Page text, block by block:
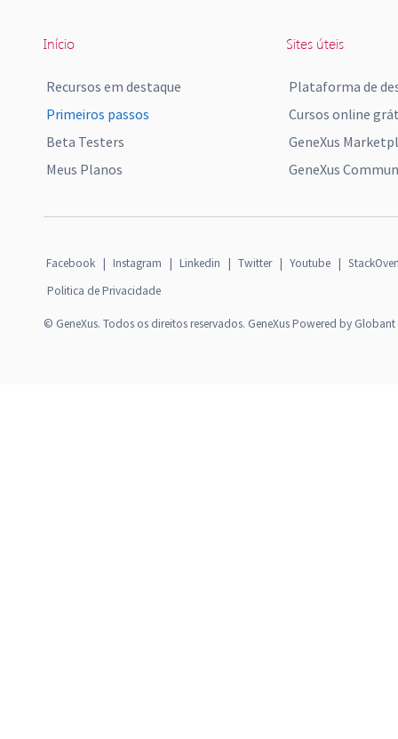
Início
Recursos em destaque
Primeiros passos
Beta Testers
Meus Planos
Sites úteis
Plataforma de
Cursos online
GeneXus
GeneXus
Facebook | Instagram | Linkedin | Twitter | Youtube |
Politica de Privacidade
© GeneXus. Todos os direitos reservados. GeneXus Powered by Globant